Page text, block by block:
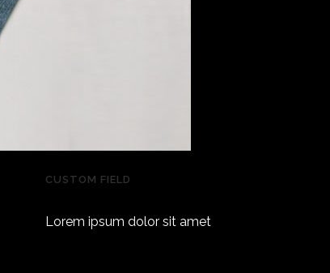
CUSTOM FIELD
Lorem ipsum dolor sit amet